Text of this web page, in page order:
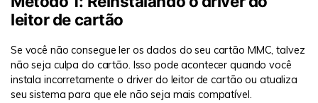
leitor de cartão
Se você não consegue ler os dados do seu cartão MMC, talvez
não seja culpa do cartão. Isso pode acontecer quando você
instala incorretamente o driver do leitor de cartão ou atualiza
seu sistema para que ele não seja mais compatível.